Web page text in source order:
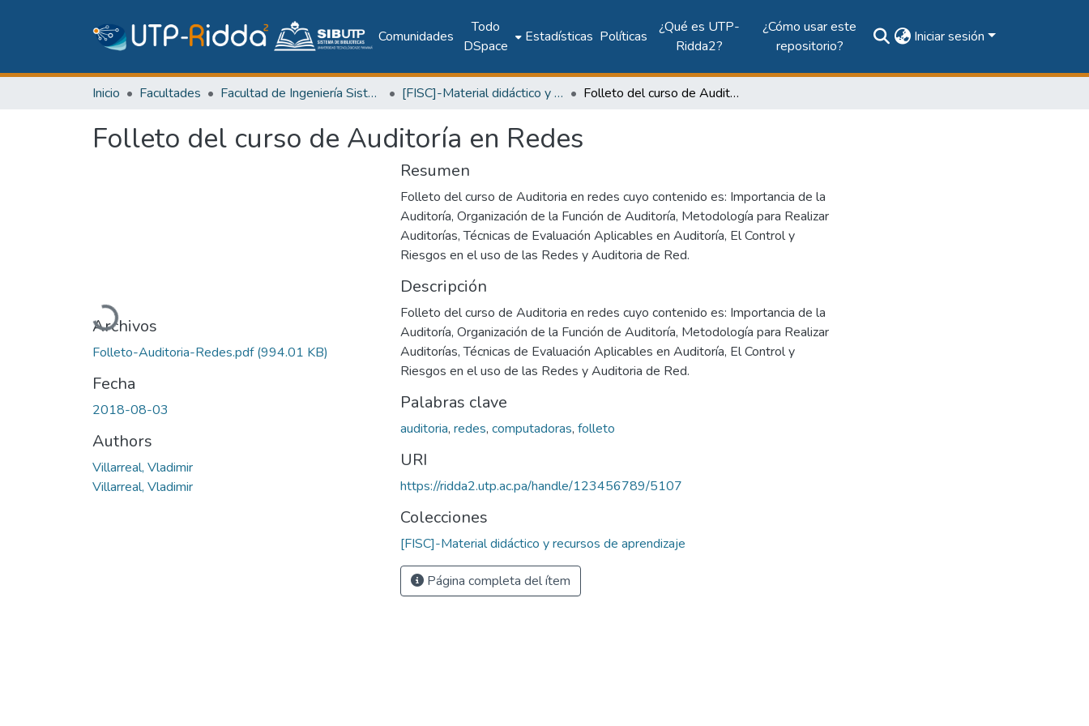
Comunidades
Todo
DSpace
Estadísticas Políticas
¿Qué es UTP-
Ridda2?
¿Cómo usar este
repositorio?
Iniciar sesión
Inicio Facultades Facultad de Ingeniería Sistemas Computacionales [FISC]-Material didáctico y recursos de aprendizaje Folleto del curso de Auditoría en Redes
Folleto del curso de Auditoría en Redes
Cargando...
Archivos
Folleto-Auditoria-Redes.pdf(994.01 KB)
Fecha
2018-08-03
Authors
Villarreal, Vladimir
Villarreal, Vladimir
Resumen
Folleto del curso de Auditoria en redes cuyo contenido es: Importancia de la
Auditoría, Organización de la Función de Auditoría, Metodología para Realizar
Auditorías, Técnicas de Evaluación Aplicables en Auditoría, El Control y
Riesgos en el uso de las Redes y Auditoria de Red.
Descripción
Folleto del curso de Auditoria en redes cuyo contenido es: Importancia de la
Auditoría, Organización de la Función de Auditoría, Metodología para Realizar
Auditorías, Técnicas de Evaluación Aplicables en Auditoría, El Control y
Riesgos en el uso de las Redes y Auditoria de Red.
Palabras clave
auditoria, redes, computadoras, folleto
URI
https://ridda2.utp.ac.pa/handle/123456789/5107
Colecciones
[FISC]-Material didáctico y recursos de aprendizaje
Página completa del ítem